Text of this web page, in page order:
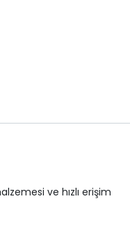
ve hızlı erişim